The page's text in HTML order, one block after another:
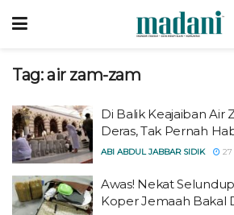
Tag:air zam-zam
Di Balik Keajaiban Air
Deras, Tak Pernah
ABI ABDUL JABBAR SIDIK 27
Awas! Nekat
Koper Jemaah Bakal